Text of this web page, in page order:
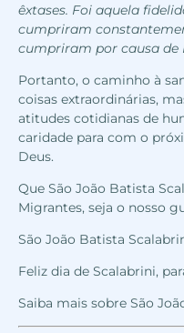
êxtases. Foi aquela
cumpriram
cumpriram por causa de
Portanto, o caminho à
coisas extraordinárias,
atitudes cotidianas de
caridade para com o
Deus.
Que São João Batista
Migrantes, seja o nosso
São João Batista
Feliz dia de Scalabrini,
Saiba mais sobre São